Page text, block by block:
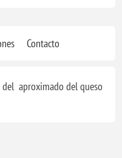
Contacto
del aproximado del queso